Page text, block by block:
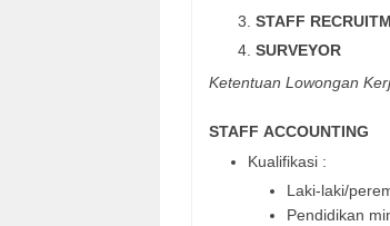
STAFF
SURVEYOR
Ketentuan Lowongan
STAFF ACCOUNTING
Kualifikasi :
Laki-laki/
Pendidikan